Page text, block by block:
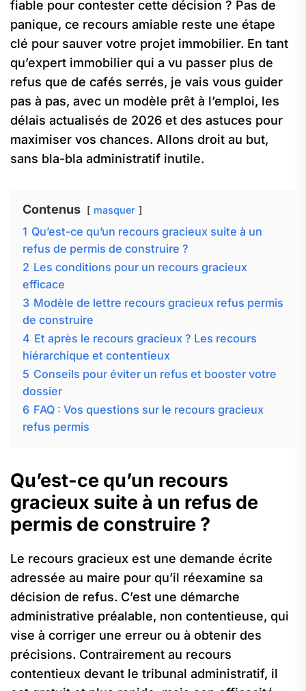
fiable pour contester cette décision ? Pas de
panique, ce recours amiable reste une étape
clé pour sauver votre projet immobilier. En tant
qu’expert immobilier qui a vu passer plus de
refus que de cafés serrés, je vais vous guider
pas à pas, avec un modèle prêt à l’emploi, les
délais actualisés de 2026 et des astuces pour
maximiser vos chances. Allons droit au but,
sans bla-bla administratif inutile.
Contenus masquer
1 Qu’est-ce qu’un recours gracieux suite à un
refus de permis de construire ?
2 Les conditions pour un recours gracieux
efficace
3 Modèle de lettre recours gracieux refus permis
de construire
4 Et après le recours gracieux ? Les recours
hiérarchique et contentieux
5 Conseils pour éviter un refus et booster votre
dossier
6 FAQ : Vos questions sur le recours gracieux
refus permis
Qu’est-ce qu’un recours
gracieux suite à un refus de
permis de construire ?
Le recours gracieux est une demande écrite
adressée au maire pour qu’il réexamine sa
décision de refus. C’est une démarche
administrative préalable, non contentieuse, qui
vise à corriger une erreur ou à obtenir des
précisions. Contrairement au recours
contentieux devant le tribunal administratif, il